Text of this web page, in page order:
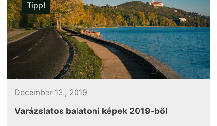
Tipp!
December 13., 2019
Varázslatos balatoni képek 2019-ből